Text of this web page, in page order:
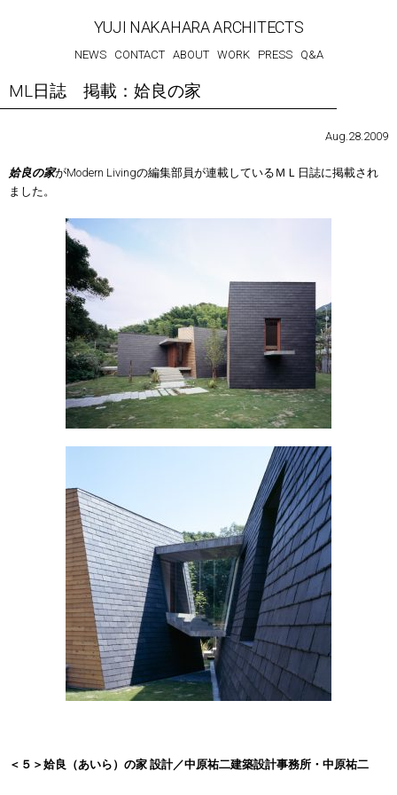
YUJI NAKAHARA ARCHITECTS
NEWS CONTACT ABOUT WORK PRESS Q&A
ML日誌 掲載：姶良の家
Aug.28.2009
姶良の家がModern Livingの編集部員が連載しているＭＬ日誌に掲載され
ました。
＜５＞姶良（あいら）の家 設計／中原祐二建築設計事務所・中原祐二